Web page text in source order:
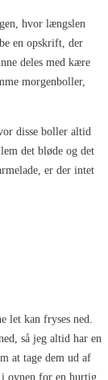
hvor længslen
en opskrift, der
deles med kære
morgenboller,
disse boller altid
det bløde og det
er der intet
let kan fryses ned.
så jeg altid har en
at tage dem ud af
ovnen for en hurtig